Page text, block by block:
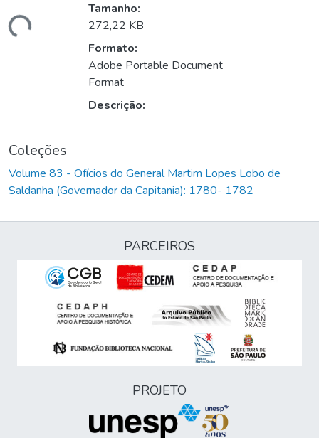
Tamanho:
272,22 KB
Formato:
Adobe Portable Document
Format
Descrição:
Coleções
Volume 83 - Ofícios do General Martim Lopes Lobo de
Saldanha (Governador da Capitania): 1780- 1782
PARCEIROS
PROJETO